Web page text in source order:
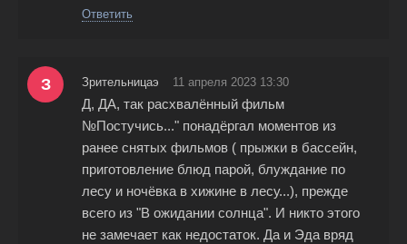
Ответить
З Зрительницаэ 11 апреля 2023 13:30
Д, ДА, так расхвалённый фильм
№Постучись..." понадёргал моментов из
ранее снятых фильмов ( прыжки в бассейн,
приготовление блюд парой, блуждание по
лесу и ночёвка в хижине в лесу...), прежде
всего из "В ожидании солнца". И никто этого
не замечает как недостаток. Да и Эда вряд